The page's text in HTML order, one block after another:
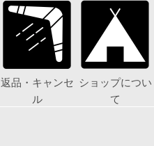
返品・キャンセ
ル
ショップについ
て